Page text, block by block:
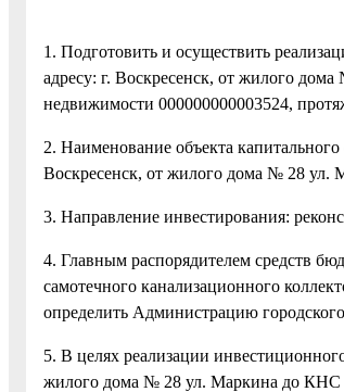
1. Подготовить и осуществить
адресу: г. Воскресенск, от жилого
недвижимости 000000000003524,
2. Наименование объекта капитального
Воскресенск, от жилого дома № 28
3. Направление инвестирования:
4. Главным распорядителем средств
самотечного канализационного
определить Администрацию
5. В целях реализации
жилого дома № 28 ул. Маркина до КНС